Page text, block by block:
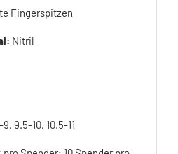
Fingerspitzen
Nitril
9.5-10, 10.5-11